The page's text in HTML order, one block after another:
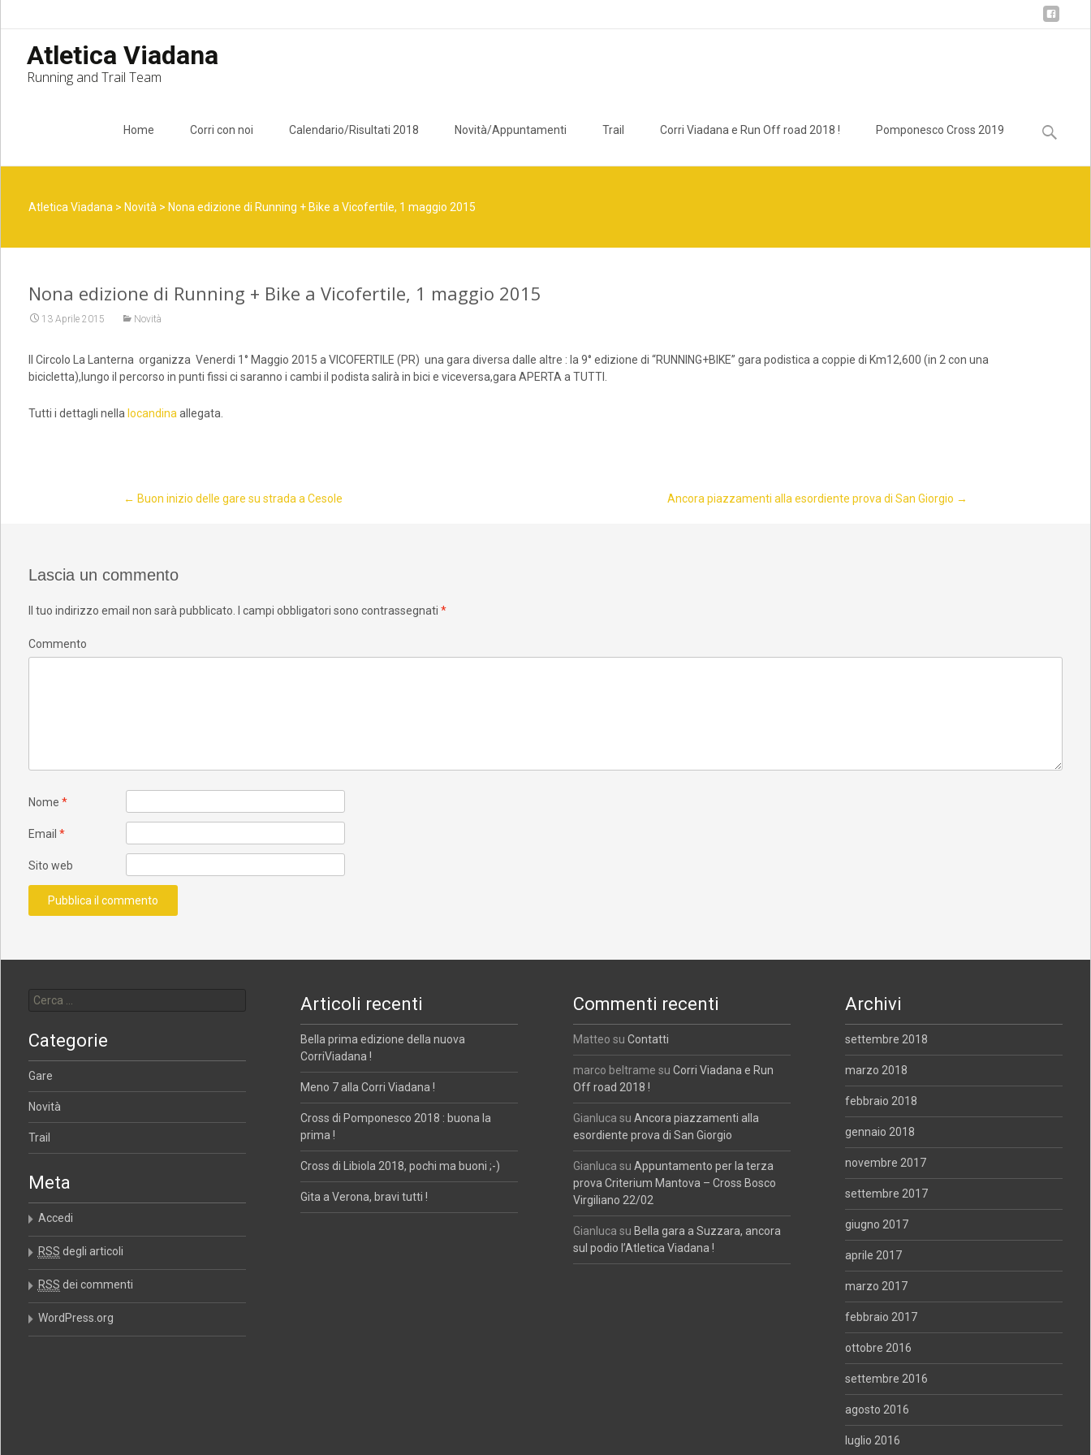
Atletica Viadana
Running and Trail Team
Home Corri con noi Calendario/Risultati 2018 Novità/Appuntamenti Trail Corri Viadana e Run Off road 2018 ! Pomponesco Cross 2019
Ricerca
per:
Atletica Viadana > Novità > Nona edizione di Running + Bike a Vicofertile, 1 maggio 2015
Nona edizione di Running + Bike a Vicofertile, 1 maggio 2015
13 Aprile 2015 Novità
Il Circolo La Lanterna organizza Venerdi 1° Maggio 2015 a VICOFERTILE (PR) una gara diversa dalle altre : la 9° edizione di “RUNNING+BIKE” gara podistica a coppie di Km12,600 (in 2 con una
bicicletta),lungo il percorso in punti fissi ci saranno i cambi il podista salirà in bici e viceversa,gara APERTA a TUTTI.
Tutti i dettagli nella locandina allegata.
← Buon inizio delle gare su strada a Cesole Ancora piazzamenti alla esordiente prova di San Giorgio →
Lascia un commento
Il tuo indirizzo email non sarà pubblicato. I campi obbligatori sono contrassegnati *
Commento
Nome *
Email *
Sito web
Articoli recenti
Bella prima edizione della nuova
CorriViadana !
Meno 7 alla Corri Viadana !
Cross di Pomponesco 2018 : buona la
prima !
Cross di Libiola 2018, pochi ma buoni ;-)
Gita a Verona, bravi tutti !
Commenti recenti
Matteo su Contatti
marco beltrame su Corri Viadana e Run
Off road 2018 !
Gianluca su Ancora piazzamenti alla
esordiente prova di San Giorgio
Gianluca su Appuntamento per la terza
prova Criterium Mantova – Cross Bosco
Virgiliano 22/02
Gianluca su Bella gara a Suzzara, ancora
sul podio l’Atletica Viadana !
Archivi
settembre 2018
marzo 2018
febbraio 2018
gennaio 2018
novembre 2017
settembre 2017
giugno 2017
aprile 2017
marzo 2017
febbraio 2017
ottobre 2016
settembre 2016
agosto 2016
luglio 2016
Categorie
Gare
Novità
Trail
Meta
Accedi
RSS degli articoli
RSS dei commenti
WordPress.org